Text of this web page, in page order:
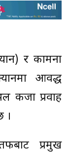
र कामना
आवद्ध
कर्जा प्रवाह
।
प्रमुख